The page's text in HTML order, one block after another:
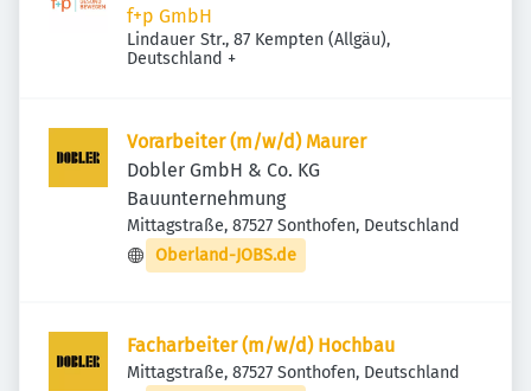
f+p GmbH
Lindauer Str., 87 Kempten (Allgäu),
Deutschland +
Vorarbeiter (m/w/d) Maurer
Dobler GmbH & Co. KG
Bauunternehmung
Mittagstraße, 87527 Sonthofen, Deutschland
Oberland-JOBS.de
Facharbeiter (m/w/d) Hochbau
Mittagstraße, 87527 Sonthofen, Deutschland